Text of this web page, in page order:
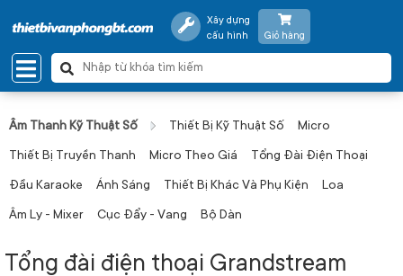
Xây dựng
cấu hình
Giỏ hàng
Âm Thanh Kỹ Thuật Số Thiết Bị Kỹ Thuật Số Micro
Thiết Bị Truyền Thanh Micro Theo Giá Tổng Đài Điện Thoại
Đầu Karaoke Ánh Sáng Thiết Bị Khác Và Phụ Kiện Loa
Âm Ly - Mixer Cục Đẩy - Vang Bộ Dàn
Tổng đài điện thoại Grandstream